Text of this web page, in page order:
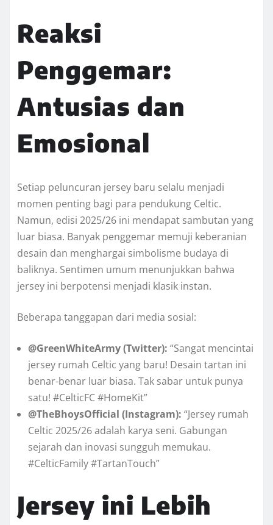
Reaksi
Penggemar:
Antusias dan
Emosional
Setiap peluncuran jersey baru selalu menjadi
momen penting bagi para pendukung Celtic.
Namun, edisi 2025/26 ini mendapat sambutan yang
luar biasa. Banyak penggemar memuji keberanian
desain dan menghargai simbolisme budaya di
baliknya. Sentimen umum menunjukkan bahwa
jersey ini berpotensi menjadi klasik instan.
Beberapa tanggapan dari media sosial:
@GreenWhiteArmy (Twitter): “Sangat mencintai
jersey rumah Celtic yang baru! Desain tartan ini
benar-benar luar biasa. Tak sabar untuk punya
satu! #CelticFC #HomeKit”
@TheBhoysOfficial (Instagram): “Jersey rumah
Celtic 2025/26 adalah karya seni. Gabungan
sejarah dan inovasi sungguh memukau.
#CelticFamily #TartanTouch”
Jersey ini Lebih